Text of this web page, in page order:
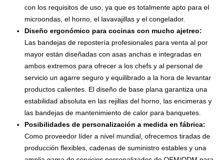
con los requisitos de uso, ya que es totalmente apto para el
microondas, el horno, el lavavajillas y el congelador.
Diseño ergonómico para cocinas con mucho ajetreo:
Las bandejas de repostería profesionales para venta al por
mayor están diseñadas con asas anchas e integradas en
ambos extremos para ofrecer a los chefs y al personal de
servicio un agarre seguro y equilibrado a la hora de levantar
productos calientes. El diseño de base plana garantiza una
estabilidad absoluta en las rejillas del horno, las encimeras y
las bandejas de mantenimiento de calor para banquetes.
Posibilidades de personalización a medida en fábrica:
Como proveedor líder a nivel mundial, ofrecemos tiradas de
producción flexibles, cadenas de suministro estables y una